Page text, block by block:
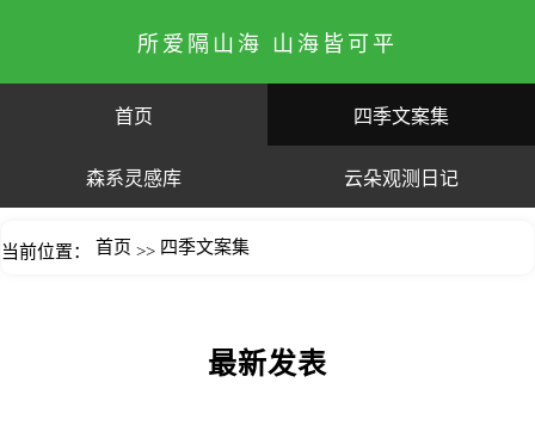
所爱隔山海 山海皆可平
首页 四季文案集
森系灵感库 云朵观测日记
当前位置： 首页 >> 四季文案集
最新发表